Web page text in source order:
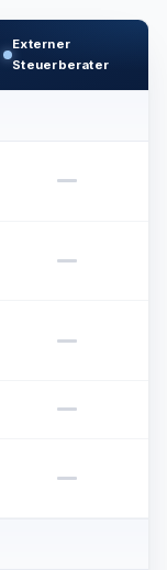
Externer
Steuerberater